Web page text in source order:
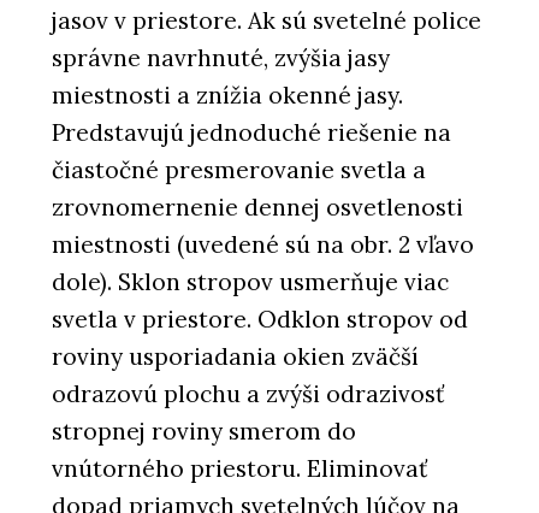
jasov v priestore. Ak sú svetelné police
správne navrhnuté, zvýšia jasy
miestnosti a znížia okenné jasy.
Predstavujú jednoduché riešenie na
čiastočné presmerovanie svetla a
zrovnomernenie dennej osvetlenosti
miestnosti (uvedené sú na obr. 2 vľavo
dole). Sklon stropov usmerňuje viac
svetla v priestore. Odklon stropov od
roviny usporiadania okien zväčší
odrazovú plochu a zvýši odrazivosť
stropnej roviny smerom do
vnútorného priestoru. Eliminovať
dopad priamych svetelných lúčov na